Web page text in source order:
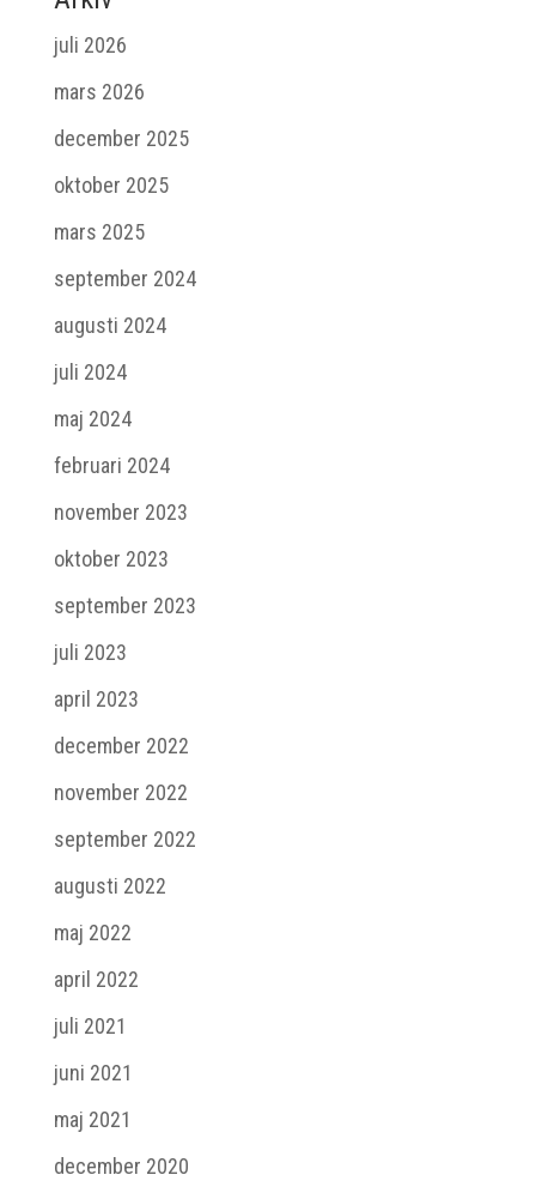
juli 2026
mars 2026
december 2025
oktober 2025
mars 2025
september 2024
augusti 2024
juli 2024
maj 2024
februari 2024
november 2023
oktober 2023
september 2023
juli 2023
april 2023
december 2022
november 2022
september 2022
augusti 2022
maj 2022
april 2022
juli 2021
juni 2021
maj 2021
december 2020